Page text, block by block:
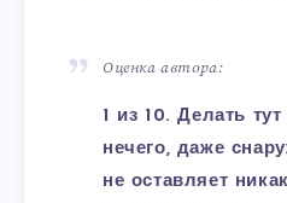
Оценка автора:
1 из 10. Делать
нечего, даже
не оставляет